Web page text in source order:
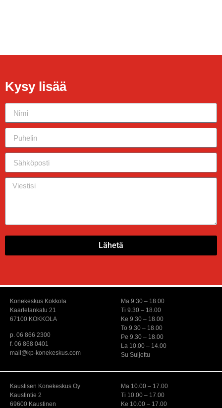
Kysy lisää
Lähetä
Konekeskus Kokkola
Kaarlelankatu 21
67100 KOKKOLA
p. 06 866 2300
f. 06 868 0401
mail@kp-konekeskus.com
Ma 9.30 – 18.00
Ti 9.30 – 18.00
Ke 9.30 – 18.00
To 9.30 – 18.00
Pe 9.30 – 18.00
La 10.00 – 14.00
Su Suljettu
Kaustisen Konekeskus Oy
Kaustintie 2
69600 Kaustinen
Ma 10.00 – 17.00
Ti 10.00 – 17.00
Ke 10.00 – 17.00